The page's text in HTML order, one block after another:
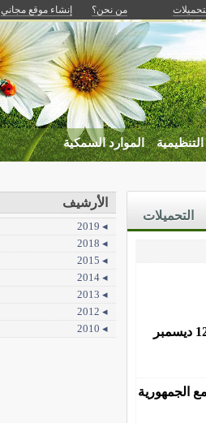
من نحن؟ إنشاء موقع مجاني
الموارد السمكية
التحميلات
أوراق فعاليات الاتحاد العربي لمنتجي الاسماك 11-12 ديسمبر
الجمهورية
الأرشيف
◂ 2019
◂ 2018
◂ 2015
◂ 2014
◂ 2013
◂ 2012
◂ 2010